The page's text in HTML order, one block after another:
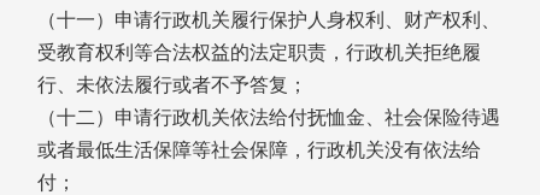
（十一）申请行政机关履行保护人身权利、财产权利、
受教育权利等合法权益的法定职责，行政机关拒绝履
行、未依法履行或者不予答复；
（十二）申请行政机关依法给付抚恤金、社会保险待遇
或者最低生活保障等社会保障，行政机关没有依法给
付；